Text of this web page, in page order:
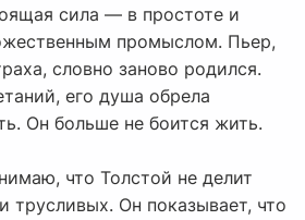
сила — в простоте и
промыслом. Пьер,
словно заново родился.
его душа обрела
Он больше не боится жить.
что Толстой не делит
трусливых. Он показывает, что